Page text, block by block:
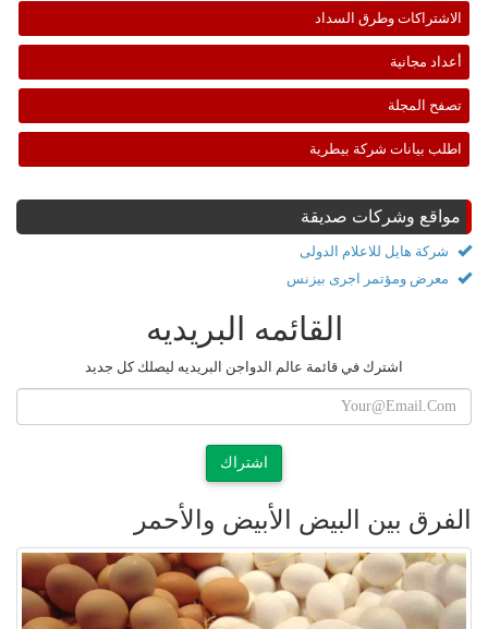
الاشتراكات وطرق السداد
أعداد مجانية
تصفح المجلة
اطلب بيانات شركة بيطرية
مواقع وشركات صديقة
شركة هايل للاعلام الدولى
معرض ومؤتمر اجرى بيزنس
القائمه البريديه
اشترك في قائمة عالم الدواجن البريديه ليصلك كل جديد
اشتراك
الفرق بين البيض الأبيض والأحمر